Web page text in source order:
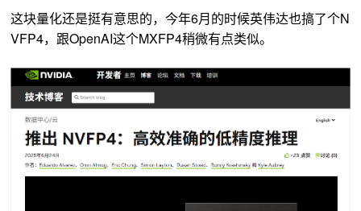
这块量化还是挺有意思的，今年6月的时候英伟达也搞了个N
VFP4，跟OpenAI这个MXFP4稍微有点类似。